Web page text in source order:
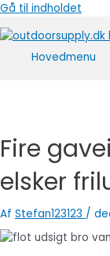
Gå til indholdet
Hovedmenu
Fire
elsker
Af Stefan123123 /